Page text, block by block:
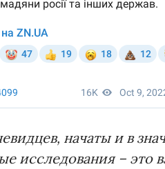
начаты и в
исследования – это